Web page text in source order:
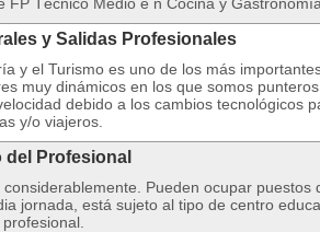
y Salidas Profesionales
y el Turismo es uno de los más
muy dinámicos en los que somos
debido a los cambios tecnológicos
y/o viajeros.
Profesional
Pueden ocupar puestos
jornada, está sujeto al tipo de centro